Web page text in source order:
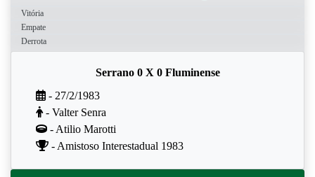
Vitória
Empate
Derrota
Serrano 0 X 0 Fluminense
- 27/2/1983
- Valter Senra
- Atilio Marotti
- Amistoso Interestadual 1983